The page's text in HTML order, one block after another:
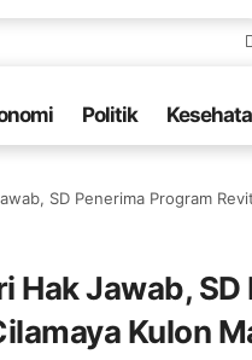
Politik
SD Penerima Program
Hak Jawab, SD
Kulon